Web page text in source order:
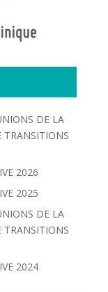
DE LA
TRANSITIONS
2026
2025
DE LA
TRANSITIONS
2024